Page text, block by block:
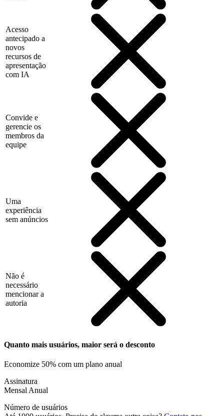
Acesso
antecipado a
novos
recursos de
apresentação
com IA
Convide e
gerencie os
membros da
equipe
Uma
experiência
sem anúncios
Não é
necessário
mencionar a
autoria
Quanto mais usuários, maior será o desconto
Economize 50% com um plano anual
Assinatura
Mensal Anual
Número de usuários